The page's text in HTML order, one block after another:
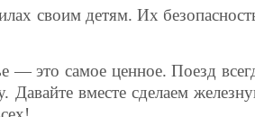
своим детям. Их
— это самое ценное. Поезд
Давайте вместе сделаем